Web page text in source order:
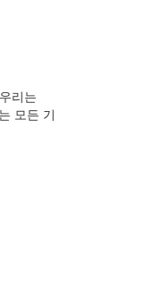
리는
모든 기